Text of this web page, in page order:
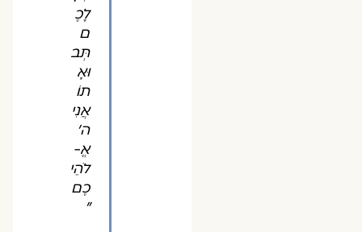
לָכֶ
ם
תְּב
וּאָ
תוֹ
אֲנִי
ה'
אֱ-
לֹהֵי
כֶם